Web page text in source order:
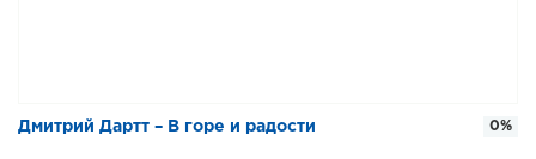
Дмитрий Дартт – В горе и радости 0%